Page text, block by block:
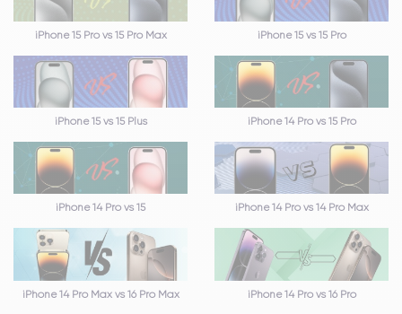
iPhone 15 Pro vs 15 Pro Max iPhone 15 vs 15 Pro
iPhone 15 vs 15 Plus iPhone 14 Pro vs 15 Pro
iPhone 14 Pro vs 15 iPhone 14 Pro vs 14 Pro Max
iPhone 14 Pro Max vs 16 Pro Max iPhone 14 Pro vs 16 Pro